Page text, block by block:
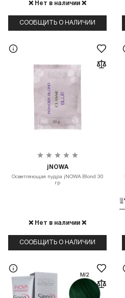
❌ Нет в наличии ❌
СООБЩИТЬ О НАЛИЧИИ
jNOWA
Осветляющая пудра jNOWA Blond 30
гр
❌ Нет в наличии ❌
СООБЩИТЬ О НАЛИЧИИ